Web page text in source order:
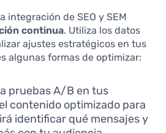
integración de SEO y SEM
continua. Utiliza los datos
ajustes estratégicos en tus
algunas formas de optimizar:
pruebas A/B en tus
contenido optimizado para
identificar qué mensajes y